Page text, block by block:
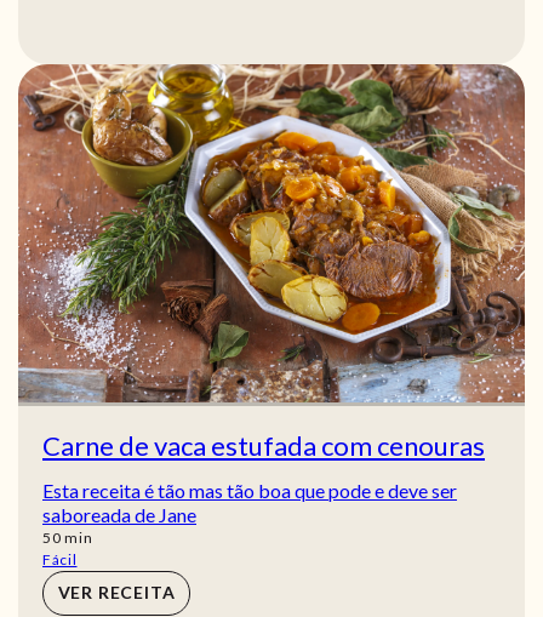
Carne de vaca estufada com cenouras
Esta receita é tão mas tão boa que pode e deve ser
saboreada de Jane
50min
min
Fácil
VER RECEITA